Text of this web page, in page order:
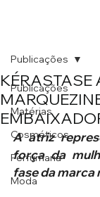
Publicações
Matérias
Cosméticos
Perfumaria
Moda
Publicações
A atriz
força da
fase da marca